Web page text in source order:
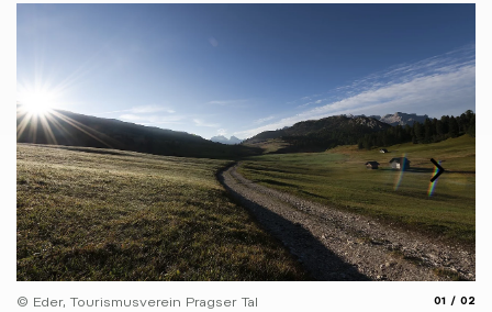
© Eder, Tourismusverein Pragser Tal 01 02